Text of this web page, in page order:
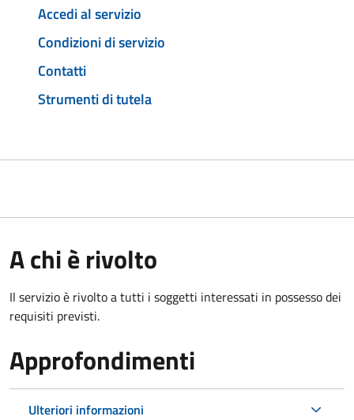
Accedi al servizio
Condizioni di servizio
Contatti
Strumenti di tutela
A chi è rivolto
Il servizio è rivolto a tutti i soggetti interessati in possesso dei
requisiti previsti.
Approfondimenti
Ulteriori informazioni